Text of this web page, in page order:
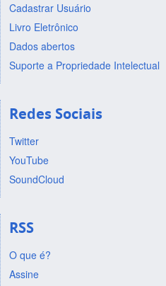
Cadastrar Usuário
Livro Eletrônico
Dados abertos
Suporte a Propriedade Intelectual
Redes Sociais
Twitter
YouTube
SoundCloud
RSS
O que é?
Assine